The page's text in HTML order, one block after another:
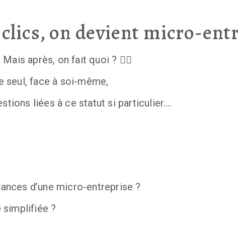
on devient micro-
après, on fait quoi ? 🤷‍♀️
seul, face à soi-même,
liées à ce statut si particulier….
d’une micro-entreprise ?
simplifiée ?